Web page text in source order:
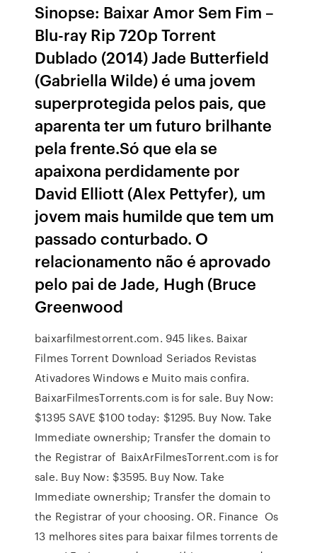
Sinopse: Baixar Amor Sem Fim –
Blu-ray Rip 720p Torrent
Dublado (2014) Jade Butterfield
(Gabriella Wilde) é uma jovem
superprotegida pelos pais, que
aparenta ter um futuro brilhante
pela frente.Só que ela se
apaixona perdidamente por
David Elliott (Alex Pettyfer), um
jovem mais humilde que tem um
passado conturbado. O
relacionamento não é aprovado
pelo pai de Jade, Hugh (Bruce
Greenwood
baixarfilmestorrent.com. 945 likes. Baixar
Filmes Torrent Download Seriados Revistas
Ativadores Windows e Muito mais confira.
BaixarFilmesTorrents.com is for sale. Buy Now:
$1395 SAVE $100 today: $1295. Buy Now. Take
Immediate ownership; Transfer the domain to
the Registrar of BaixArFilmesTorrent.com is for
sale. Buy Now: $3595. Buy Now. Take
Immediate ownership; Transfer the domain to
the Registrar of your choosing. OR. Finance Os
13 melhores sites para baixar filmes torrents de